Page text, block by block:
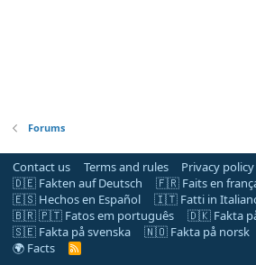
Forums
Contact us Terms and rules Privacy policy
🇩🇪 Fakten auf Deutsch
🇫🇷 Faits en
🇪🇸 Hechos en Español
🇮🇹 Fatti in
🇧🇷 🇵🇹 Fatos em português
🇩🇰 Fakta
🇸🇪 Fakta på svenska
🇳🇴 Fakta på norsk
🌍 Facts
R